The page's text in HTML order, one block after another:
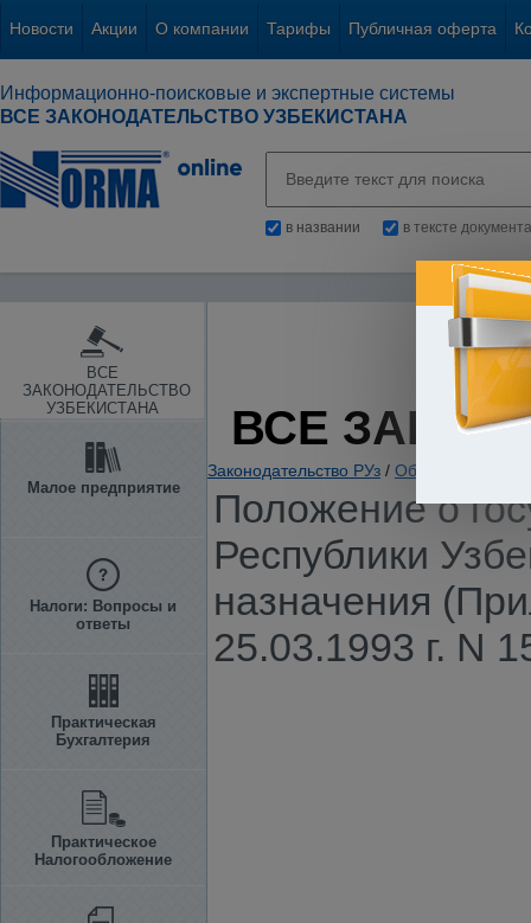
Новости Акции О компании Тарифы Публичная оферта
Информационно-поисковые и экспертные системы
ВСЕ ЗАКОНОДАТЕЛЬСТВО УЗБЕКИСТАНА
в названии в тексте документа
ВСЕ
ЗАКОНОДАТЕЛЬСТВО
УЗБЕКИСТАНА
Малое предприятие
Налоги: Вопросы и
ответы
Практическая
Бухгалтерия
Практическое
Налогообложение
ВСЕ
Законодательство РУз / Образование.
Положение о
Республики
назначения
25.03.1993 г. N